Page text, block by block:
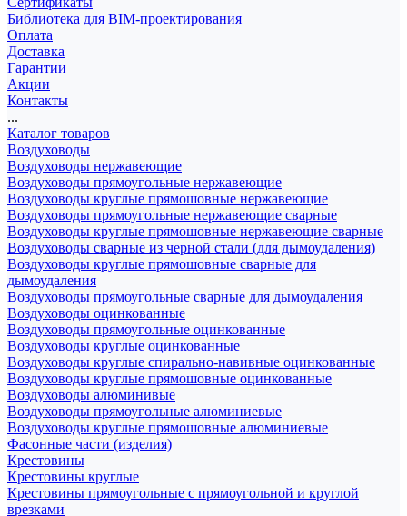
Библиотека для BIM-проектирования
Оплата
Доставка
Гарантии
Акции
Контакты
...
Каталог товаров
Воздуховоды
Воздуховоды нержавеющие
Воздуховоды прямоугольные нержавеющие
Воздуховоды круглые прямошовные нержавеющие
Воздуховоды прямоугольные нержавеющие сварные
Воздуховоды круглые прямошовные нержавеющие сварные
Воздуховоды сварные из черной стали (для дымоудаления)
Воздуховоды круглые прямошовные сварные для
дымоудаления
Воздуховоды прямоугольные сварные для дымоудаления
Воздуховоды оцинкованные
Воздуховоды прямоугольные оцинкованные
Воздуховоды круглые оцинкованные
Воздуховоды круглые спирально-навивные оцинкованные
Воздуховоды круглые прямошовные оцинкованные
Воздуховоды алюминивые
Воздуховоды прямоугольные алюминиевые
Воздуховоды круглые прямошовные алюминиевые
Фасонные части (изделия)
Крестовины
Крестовины круглые
Крестовины прямоугольные с прямоугольной и круглой
врезками